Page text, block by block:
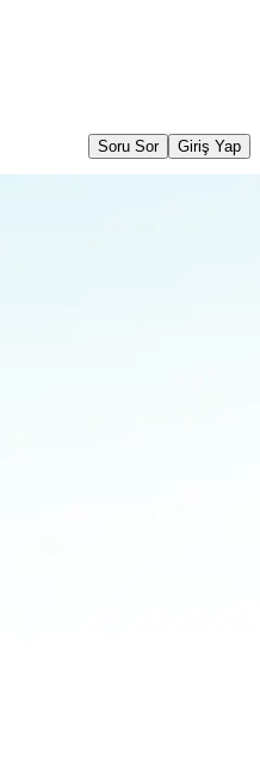
Soru Sor Giriş Yap